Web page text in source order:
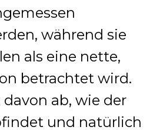
während sie
als eine nette,
betrachtet wird.
ab, wie der
und natürlich